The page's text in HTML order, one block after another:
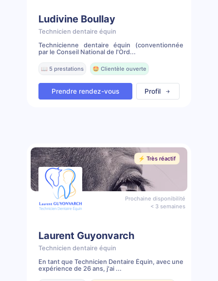
Ludivine Boullay
Technicien dentaire équin
Technicienne dentaire équin (conventionnée
par le Conseil National de l'Ord...
📖 5 prestations 🤩 Clientèle ouverte
Prendre rendez-vous Profil
⚡️ Très réactif
Prochaine disponibilité
< 3 semaines
Laurent Guyonvarch
Technicien dentaire équin
En tant que Technicien Dentaire Équin, avec une
expérience de 26 ans, j'ai ...